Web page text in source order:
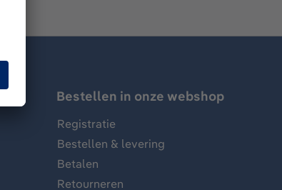
Bestellen in onze webshop
Registratie
Bestellen & levering
Betalen
Retourneren